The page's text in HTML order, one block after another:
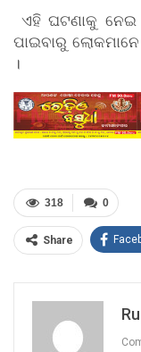
ଏହି ଘଟଣାକୁ ନେଇ
ପାଇବାରୁ
।
0
318
Share